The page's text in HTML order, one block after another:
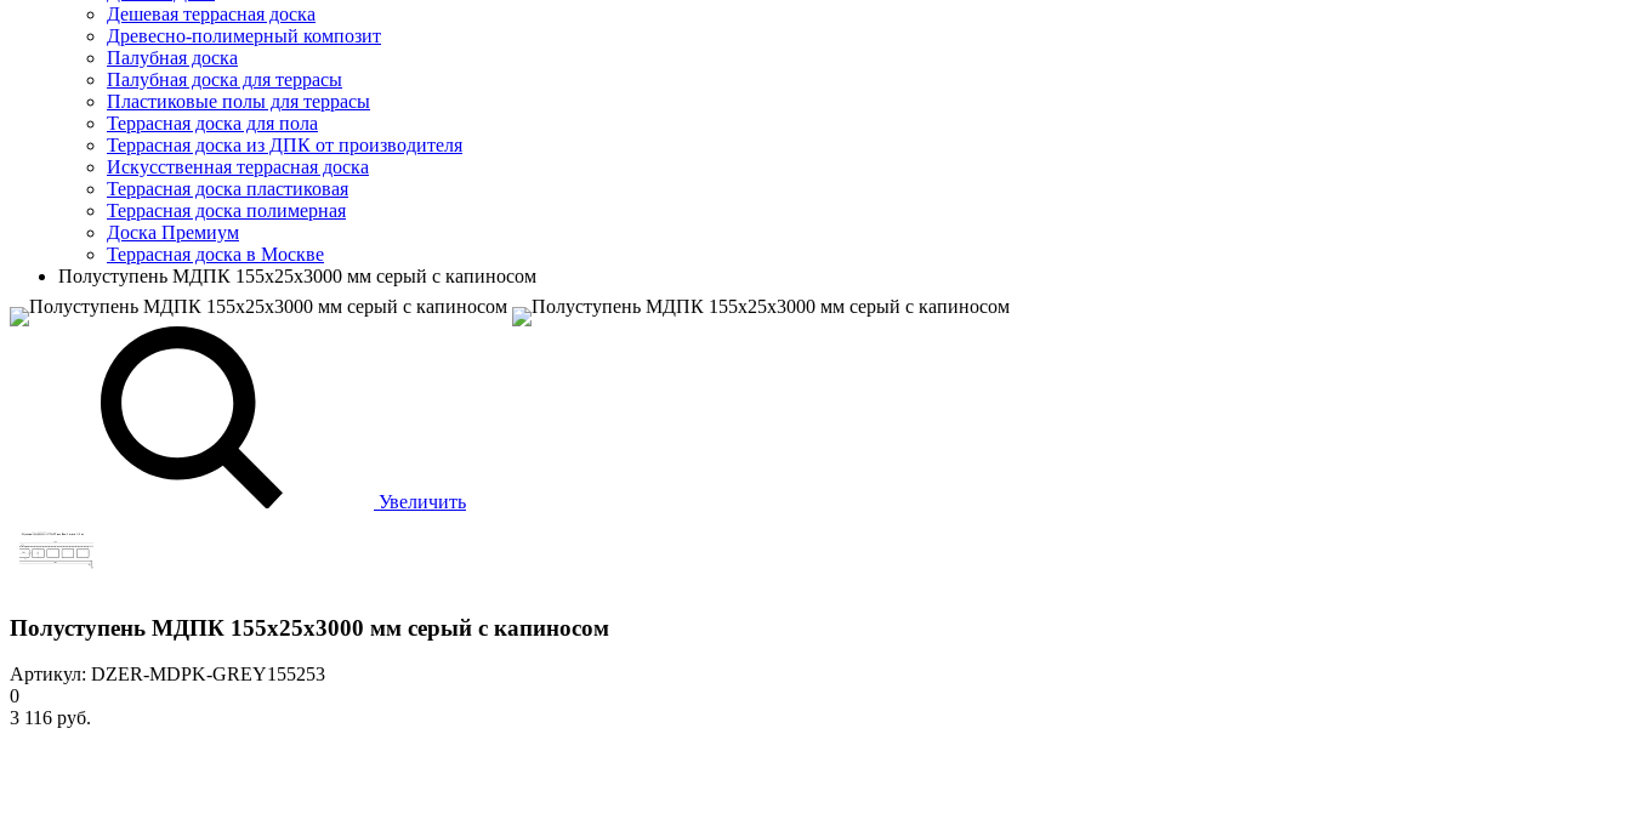
Дешевая террасная доска
Древесно-полимерный композит
Палубная доска
Палубная доска для террасы
Пластиковые полы для террасы
Террасная доска для пола
Террасная доска из ДПК от производителя
Искусственная террасная доска
Террасная доска пластиковая
Террасная доска полимерная
Доска Премиум
Террасная доска в Москве
Полуступень МДПК 155х25х3000 мм серый с капиносом
Увеличить
Полуступень МДПК 155х25х3000 мм серый с капиносом
Артикул: DZER-MDPK-GREY155253
0
3 116 руб.